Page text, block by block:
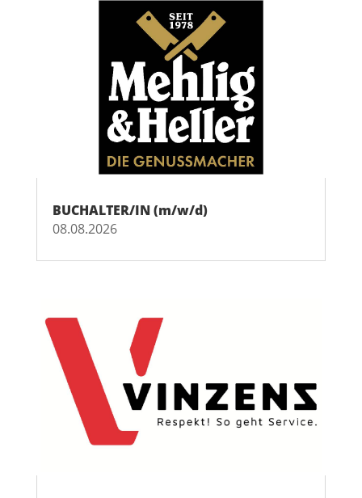
BUCHALTER/IN (m/w/d)
08.08.2026